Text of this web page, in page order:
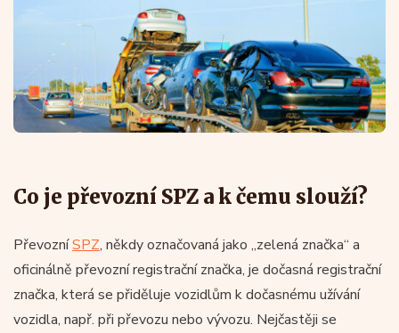
Co je převozní SPZ a k čemu slouží?
PřevozníSPZ, někdy označovaná jako „zelená značka“ a
oficinálně převozní registrační značka, je dočasná registrační
značka, která se přiděluje vozidlům k dočasnému užívání
vozidla, např. při převozu nebo vývozu. Nejčastěji se